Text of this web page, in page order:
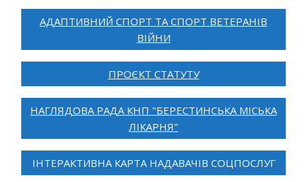
АДАПТИВНИЙ СПОРТ ТА СПОРТ ВЕТЕРАНІВ
ВІЙНИ
ПРОЄКТ СТАТУТУ
НАГЛЯДОВА РАДА КНП "БЕРЕСТИНСЬКА МІСЬКА
ЛІКАРНЯ"
ІНТЕРАКТИВНА КАРТА НАДАВАЧІВ СОЦПОСЛУГ